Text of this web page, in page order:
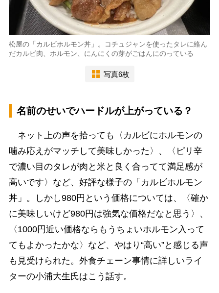
松屋の「カルビホルモン丼」。コチュジャンを使ったタレに絡ん
だカルビ肉、ホルモン、にんにくの芽がごはんにのっている
写真6枚
名前のせいでハードルが上がっている？
ネット上の声を拾っても〈カルビにホルモンの
噛み応えがマッチして美味しかった〉、〈ピリ辛
で濃い目のタレが肉と米と良く合ってて満足感が
高いです〉など、好評な様子の「カルビホルモン
丼」。しかし980円という価格については、〈確か
に美味しいけど980円は強気な価格だなと思う〉、
〈1000円近い価格ならもうちょいホルモン入って
てもよかったかな〉など、やはり“高い”と感じる声
も見受けられた。外食チェーン事情に詳しいライ
ターの小浦大生氏はこう話す。